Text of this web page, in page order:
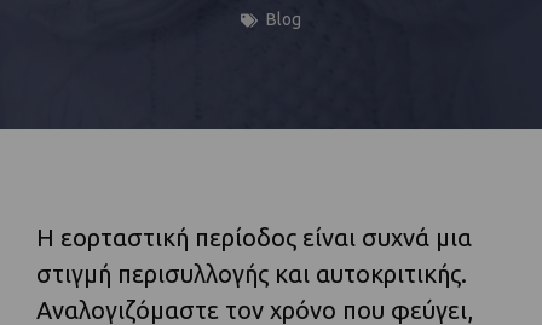
Blog
Η εορταστική περίοδος είναι συχνά μια
στιγμή περισυλλογής και αυτοκριτικής.
Αναλογιζόμαστε τον χρόνο που φεύγει,